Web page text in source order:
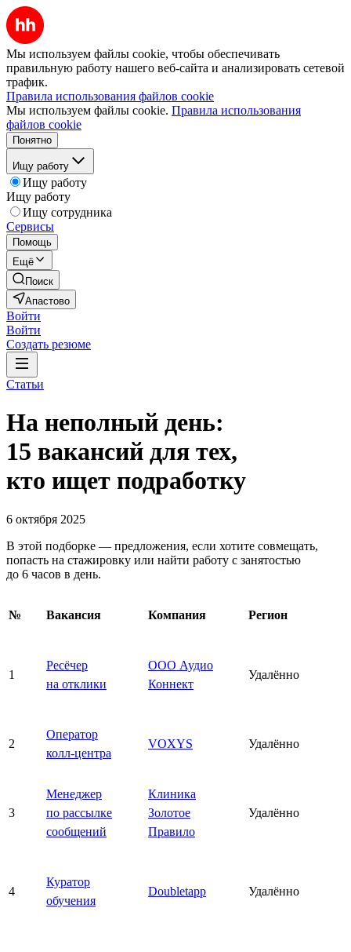
Мы используем файлы cookie, чтобы обеспечивать
правильную работу нашего веб-сайта и анализировать сетевой
трафик.
Правила использования файлов cookie
Мы используем файлы cookie. Правила использования
файлов cookie
Понятно
Ищу работу
Ищу работу
Ищу работу
Ищу сотрудника
Сервисы
Помощь
Ещё
Поиск
Апастово
Войти
Войти
Создать резюме
Статьи
На неполный день:
15 вакансий для тех,
кто ищет подработку
6 октября 2025
В этой подборке — предложения, если хотите совмещать,
попасть на стажировку или найти работу с занятостью
до 6 часов в день.
№ Вакансия Компания Регион
1
Ресёчер
на отклики
ООО Аудио
Коннект
Удалённо
2
Оператор
колл-центра
VOXYS Удалённо
3
Менеджер
по рассылке
сообщений
Клиника
Золотое
Правило
Удалённо
4
Куратор
обучения
Doubletapp Удалённо